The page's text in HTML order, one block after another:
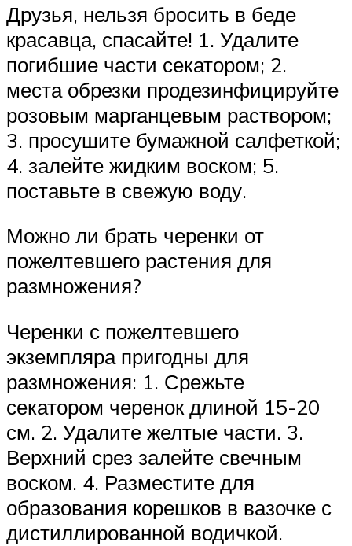
Друзья, нельзя бросить в беде
красавца, спасайте! 1. Удалите
погибшие части секатором; 2.
места обрезки продезинфицируйте
розовым марганцевым раствором;
3. просушите бумажной салфеткой;
4. залейте жидким воском; 5.
поставьте в свежую воду.
Можно ли брать черенки от
пожелтевшего растения для
размножения?
Черенки с пожелтевшего
экземпляра пригодны для
размножения: 1. Срежьте
секатором черенок длиной 15-20
см. 2. Удалите желтые части. 3.
Верхний срез залейте свечным
воском. 4. Разместите для
образования корешков в вазочке с
дистиллированной водичкой.